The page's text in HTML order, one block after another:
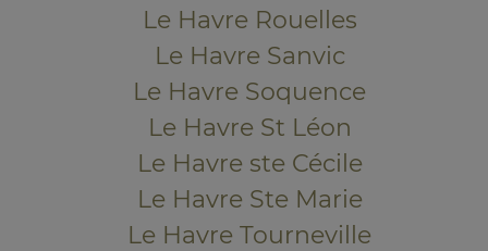
Le Havre Rouelles
Le Havre Sanvic
Le Havre Soquence
Le Havre St Léon
Le Havre ste Cécile
Le Havre Ste Marie
Le Havre Tourneville